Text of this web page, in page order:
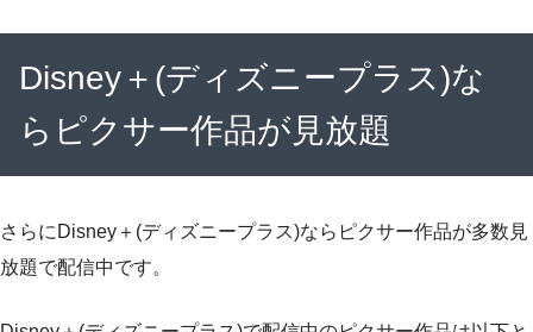
Disney＋(ディズニープラス)な
らピクサー作品が見放題
さらにDisney＋(ディズニープラス)ならピクサー作品が多数見
放題で配信中です。